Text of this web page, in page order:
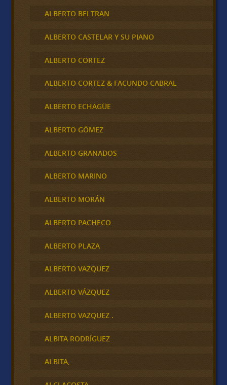
ALBERTO BELTRAN
ALBERTO CASTELAR Y SU PIANO
ALBERTO CORTEZ
ALBERTO CORTEZ & FACUNDO CABRAL
ALBERTO ECHAGÜE
ALBERTO GÓMEZ
ALBERTO GRANADOS
ALBERTO MARINO
ALBERTO MORÁN
ALBERTO PACHECO
ALBERTO PLAZA
ALBERTO VAZQUEZ
ALBERTO VÁZQUEZ
ALBERTO VAZQUEZ .
ALBITA RODRÍGUEZ
ALBITA,